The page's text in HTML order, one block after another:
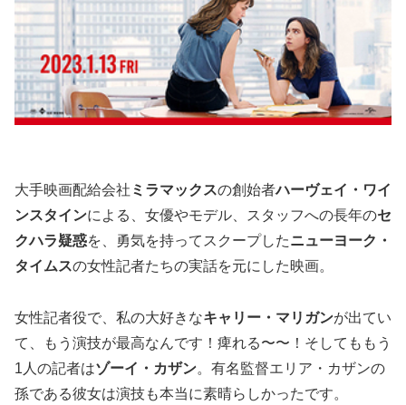
大手映画配給会社 ミラマックスの創始者ハーヴェイ・ワイ
ンスタインによる、女優やモデル、スタッフへの長年のセ
クハラ疑惑を、勇気を持ってスクープしたニューヨーク・
タイムスの女性記者たちの実話を元にした映画。
女性記者役で、私の大好きなキャリー・マリガンが出てい
て、もう演技が最高なんです！痺れる〜〜！そしてももう
1人の記者はゾーイ・カザン。有名監督エリア・カザンの
孫である彼女は演技も本当に素晴らしかったです。